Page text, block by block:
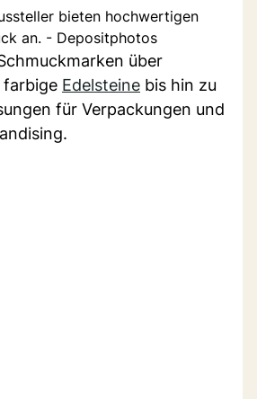
bieten hochwertigen
an. - Depositphotos
über
farbige Edelsteine bis hin zu
für Verpackungen und